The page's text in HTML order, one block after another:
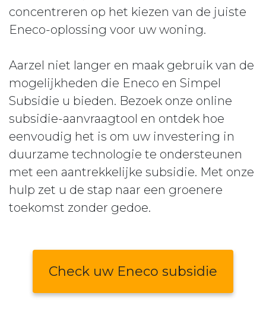
concentreren op het kiezen van de juiste
Eneco-oplossing voor uw woning.
Aarzel niet langer en maak gebruik van de
mogelijkheden die Eneco en Simpel
Subsidie u bieden. Bezoek onze online
subsidie-aanvraagtool en ontdek hoe
eenvoudig het is om uw investering in
duurzame technologie te ondersteunen
met een aantrekkelijke subsidie. Met onze
hulp zet u de stap naar een groenere
toekomst zonder gedoe.
Check uw Eneco subsidie